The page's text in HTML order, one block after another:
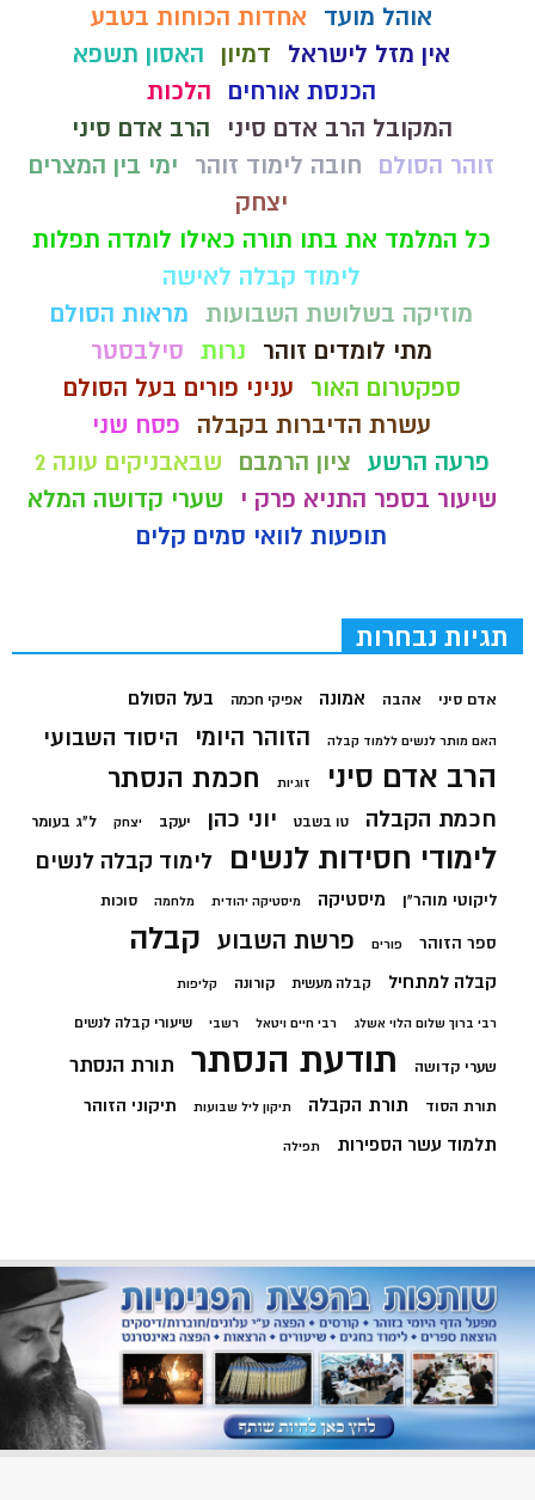
אוהל מועד
אחדות הכוחות בטבע
אין מזל לישראל
דמיון
האסון תשפא
הכנסת אורחים
הלכות
המקובל הרב אדם סיני
הרב אדם סיני
זוהר הסולם
חובה לימוד זוהר
ימי בין המצרים
יצחק
כל המלמד את בתו תורה כאילו לומדה תפלות
לימוד קבלה לאישה
מוזיקה בשלושת השבועות מראות הסולם
מתי לומדים זוהר
נרות סילבסטר
ספקטרום האור
עניני פורים בעל הסולם
עשרת הדיברות בקבלה
פסח שני
פרעה הרשע ציון הרמבם
שבאבניקים עונה 2
שיעור בספר התניא פרק י
שערי קדושה המלא
תופעות לוואי סמים קלים
תגיות נבחרות
אדם סיני אהבה אמונה אפיקי חכמה בעל הסולם
האם מותר לנשים ללמוד קבלה הזוהר היומי היסוד השבועי
הרב אדם סיני זוגיות חכמת הנסתר
חכמת הקבלה טו בשבט יוני כהן יעקב יצחק ל"ג בעומר
לימודי חסידות לנשים לימוד קבלה לנשים
ליקוטי מוהר"ן מיסטיקה מיסטיקה יהודית מלחמה סוכות
ספר הזוהר פורים פרשת השבוע קבלה
קבלה למתחיל קבלה מעשית קורונה קליפות
רבי ברוך שלום הלוי אשלג רבי חיים ויטאל רשבי שיעורי קבלה לנשים
שערי קדושה תודעת הנסתר תורת הנסתר
תורת הסוד תורת הקבלה תיקון ליל שבועות תיקוני הזוהר
תלמוד עשר הספירות תפילה